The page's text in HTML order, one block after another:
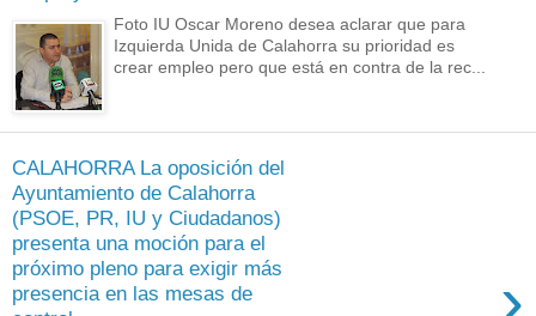
Foto IU Oscar Moreno desea aclarar que para
Izquierda Unida de Calahorra su prioridad es
crear empleo pero que está en contra de la rec...
CALAHORRA La oposición del
Ayuntamiento de Calahorra
(PSOE, PR, IU y Ciudadanos)
presenta una moción para el
próximo pleno para exigir más
presencia en las mesas de